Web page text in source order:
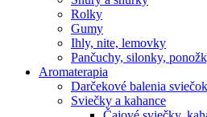
Rolky
Gumy
Ihly, nite, lemovky
Pančuchy, silonky,
Aromaterapia
Darčekové balenia
Sviečky a kahance